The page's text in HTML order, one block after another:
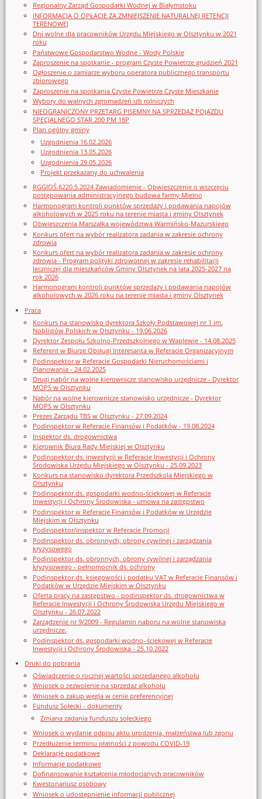
Regionalny Zarząd Gospodarki Wodnej w Białymstoku
INFORMACJA O OPŁACIE ZA ZMNIEJSZENIE NATURALNEJ RETENCJI
TERENOWEJ
Dni wolne dla pracowników Urzędu Miejskiego w Olsztynku w 2021
roku
Państwowe Gospodarstwo Wodne - Wody Polskie
Zaproszenie na spotkanie - program Czyste Powietrze grudzień 2021
Ogłoszenie o zamiarze wyboru operatora publicznego transportu
zbiorowego
Zaproszenie na spotkania Czyste Powietrze Czyste Mieszkanie
Wybory do walnych zgromadzeń izb rolniczych
NIEOGRANICZONY PRZETARG PISEMNY NA SPRZEDAŻ POJAZDU
SPECJALNEGO STAR 200 PM 18P
Plan ogólny gminy
Uzgodnienia 16.02.2026
Uzgodnienia 13.05.2026
Uzgodnienia 29.05.2026
Projekt przekazany do uchwalenia
RGGIOŚ.6220.5.2024 Zawiadomienie - Obwieszczenie o wszczęciu
postępowania administracyjnego budowa farmy Mielno
Harmonogram kontroli punktów sprzedaży i podawania napojów
alkoholowych w 2025 roku na terenie miasta i gminy Olsztynek
Obwieszczenia Marszałka województwa Warmińsko-Mazurskiego
Konkurs ofert na wybór realizatora zadania w zakresie ochrony
zdrowia
Konkurs ofert na wybór realizatora zadania w zakresie ochrony
zdrowia - Program polityki zdrowotnej w zakresie rehabilitacji
leczniczej dla mieszkańców Gminy Olsztynek na lata 2025-2027 na
rok 2026
Harmonogram kontroli punktów sprzedaży i podawania napojów
alkoholowych w 2026 roku na terenie miasta i gminy Olsztynek
Praca
Konkurs na stanowisko dyrektora Szkoły Podstawowej nr 1 im.
Noblistów Polskich w Olsztynku - 19.06.2026
Dyrektor Zespołu Szkolno-Przedszkolnego w Waplewie - 14.08.2025
Referent w Biurze Obsługi Interesanta w Referacie Organizacyjnym
Podinspektor w Referacie Gospodarki Nieruchomościami i
Planowania - 24.02.2025
Drugi nabór na wolne kierownicze stanowisko urzędnicze - Dyrektor
MOPS w Olsztynku
Nabór na wolne kierownicze stanowisko urzędnicze - Dyrektor
MOPS w Olsztynku
Prezes Zarządu TBS w Olsztynku - 27.09.2024
Podinspektor w Referacie Finansów i Podatków - 19.08.2024
Inspektor ds. drogownictwa
Kierownik Biura Rady Miejskiej w Olsztynku
Podinspektor ds. inwestycji w Referacie Inwestycji i Ochrony
Środowiska Urzędu Miejskiego w Olsztynku - 25.09.2023
Konkurs na stanowisko dyrektora Przedszkola Miejskiego w
Olsztynku
Podinspektor ds. gospodarki wodno-ściekowej w Referacie
Inwestycji i Ochrony Środowiska - umowa na zastępstwo
Podinspektor w Referacie Finansów i Podatków w Urzędzie
Miejskim w Olsztynku
Podinspektor/inspektor w Referacie Promocji
Podinspektor ds. obronnych, obrony cywilnej i zarządzania
kryzysowego
Podinspektor ds. obronnych, obrony cywilnej i zarządzania
kryzysowego - pełnomocnik ds. ochrony
Podinspektor ds. księgowości i podatku VAT w Referacie Finansów i
Podatków w Urzędzie Miejskim w Olsztynku
Oferta pracy na zastępstwo - podinspektor ds. drogownictwa w
Referacie Inwestycji i Ochrony Środowiska Urzędu Miejskiego w
Olsztynku - 26.07.2022
Zarządzenie nr 9/2009 - Regulamin naboru na wolne stanowiska
urzędnicze.
Podinspektor ds. gospodarki wodno–ściekowej w Referacie
Inwestycji i Ochrony Środowiska - 25.10.2022
Druki do pobrania
Oświadczenie o rocznej wartości sprzedanego alkoholu
Wniosek o zezwolenie na sprzedaz alkoholu
Wniosek o zakup węgla w cenie preferencyjnej
Fundusz Sołecki - dokumenty
Zmiana zadania funduszu sołeckiego
Wniosek o wydanie odpisu aktu urodzenia, małżeństwa lub zgonu
Przedłużenie terminu płatności z powodu COVID-19
Deklaracje podatkowe
Informacje podatkowe
Dofinansowanie kształcenia młodocianych pracowników
Kwestonariusz osobowy
Wniosek o udostępnienie informacji publicznej